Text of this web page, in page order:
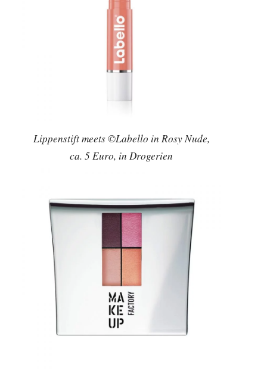
Lippenstift meets ©Labello in Rosy Nude,
ca. 5 Euro, in Drogerien